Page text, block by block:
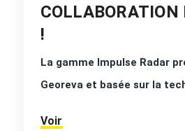
COLLABORATION
!
La gamme Impulse Radar
Georeva et basée sur la
Voir